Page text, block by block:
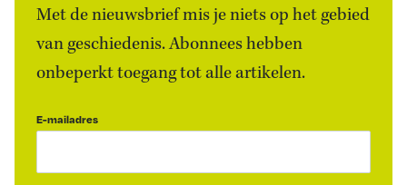
Met de nieuwsbrief mis je niets op het gebied
van geschiedenis. Abonnees hebben
onbeperkt toegang tot alle artikelen.
E-mailadres